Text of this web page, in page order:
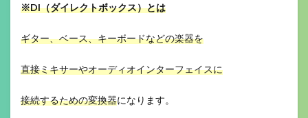
※DI（ダイレクトボックス）とは
ギター、ベース、キーボードなどの楽器を
直接ミキサーやオーディオインターフェイスに
接続するための変換器になります。